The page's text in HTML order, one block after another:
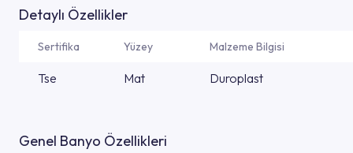
Detaylı Özellikler
Sertifika Yüzey Malzeme Bilgisi
Tse Mat Duroplast
Genel Banyo Özellikleri